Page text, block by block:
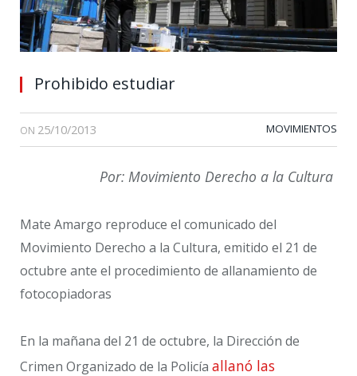
Prohibido estudiar
ON 25/10/2013 MOVIMIENTOS
Por: Movimiento Derecho a la Cultura
Mate Amargo reproduce el comunicado del
Movimiento Derecho a la Cultura, emitido el 21 de
octubre ante el procedimiento de allanamiento de
fotocopiadoras
En la mañana del 21 de octubre, la Dirección de
Crimen Organizado de la Policía allanó las